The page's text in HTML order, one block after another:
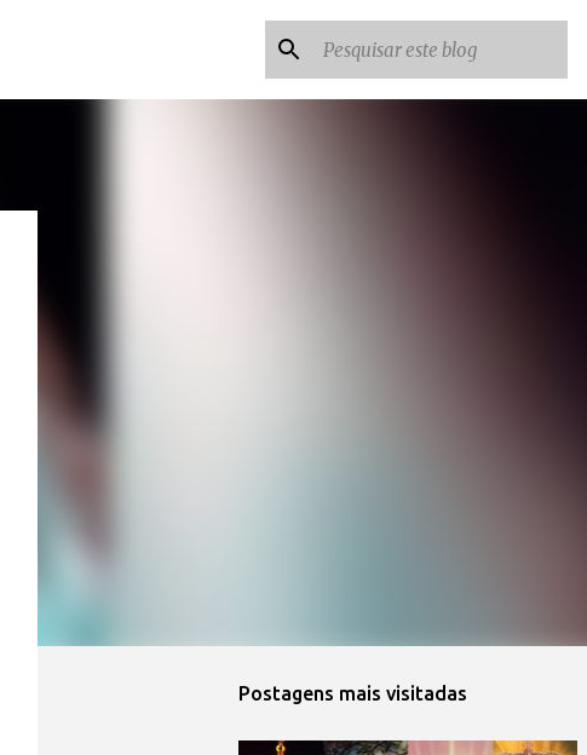
Postagens mais visitadas